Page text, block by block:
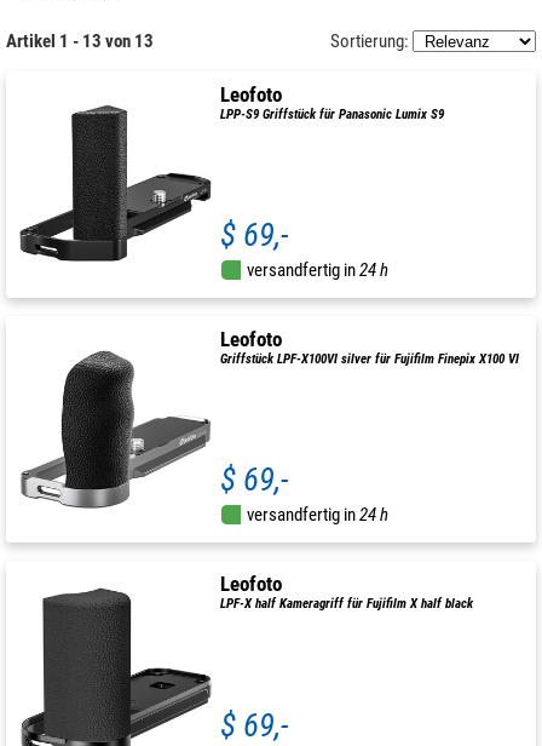
Artikel 1 - 13 von 13 Sortierung:
Leofoto
LPP-S9 Griffstück für Panasonic Lumix S9
$ 69,-
versandfertig in24 h
Leofoto
Griffstück LPF-X100VI silver für Fujifilm Finepix X100 VI
$ 69,-
versandfertig in24 h
Leofoto
LPF-X half Kameragriff für Fujifilm X half black
$ 69,-